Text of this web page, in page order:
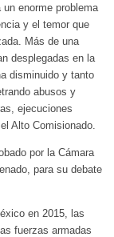
enorme problema
y el temor que
Más de una
desplegadas en la
disminuido y tanto
abusos y
ejecuciones
Alto Comisionado.
por la Cámara
para su debate
en 2015, las
fuerzas armadas